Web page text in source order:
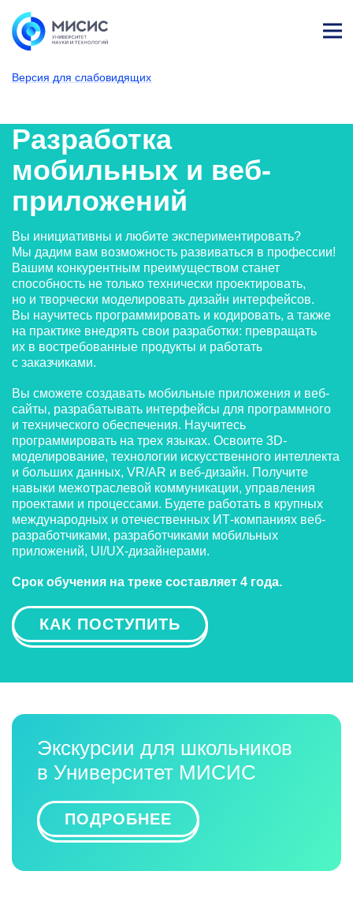
Версия для слабовидящих
т
Разработка
мобильных и веб-
приложений
Вы инициативны и любите экспериментировать?
Мы дадим вам возможность развиваться в профессии!
Вашим конкурентным преимуществом станет
способность не только технически проектировать,
но и творчески моделировать дизайн интерфейсов.
Вы научитесь программировать и кодировать, а также
на практике внедрять свои разработки: превращать
их в востребованные продукты и работать
с заказчиками.
Вы сможете создавать мобильные приложения и веб-
сайты, разрабатывать интерфейсы для программного
и технического обеспечения. Научитесь
программировать на трех языках. Освоите 3D-
моделирование, технологии искусственного интеллекта
и больших данных, VR/AR и веб-дизайн. Получите
навыки межотраслевой коммуникации, управления
проектами и процессами. Будете работать в крупных
международных и отечественных ИТ-компаниях веб-
разработчиками, разработчиками мобильных
приложений, UI/UX-дизайнерами.
Срок обучения на треке составляет 4 года.
КАК ПОСТУПИТЬ
Экскурсии для школьников
в Университет МИСИС
ПОДРОБНЕЕ